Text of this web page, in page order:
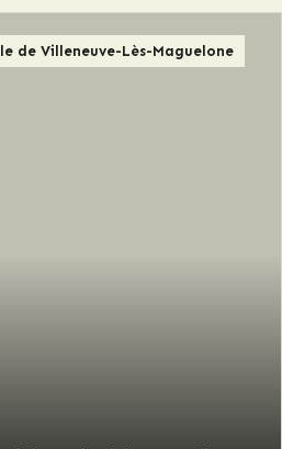
de Villeneuve-Lès-Maguelone